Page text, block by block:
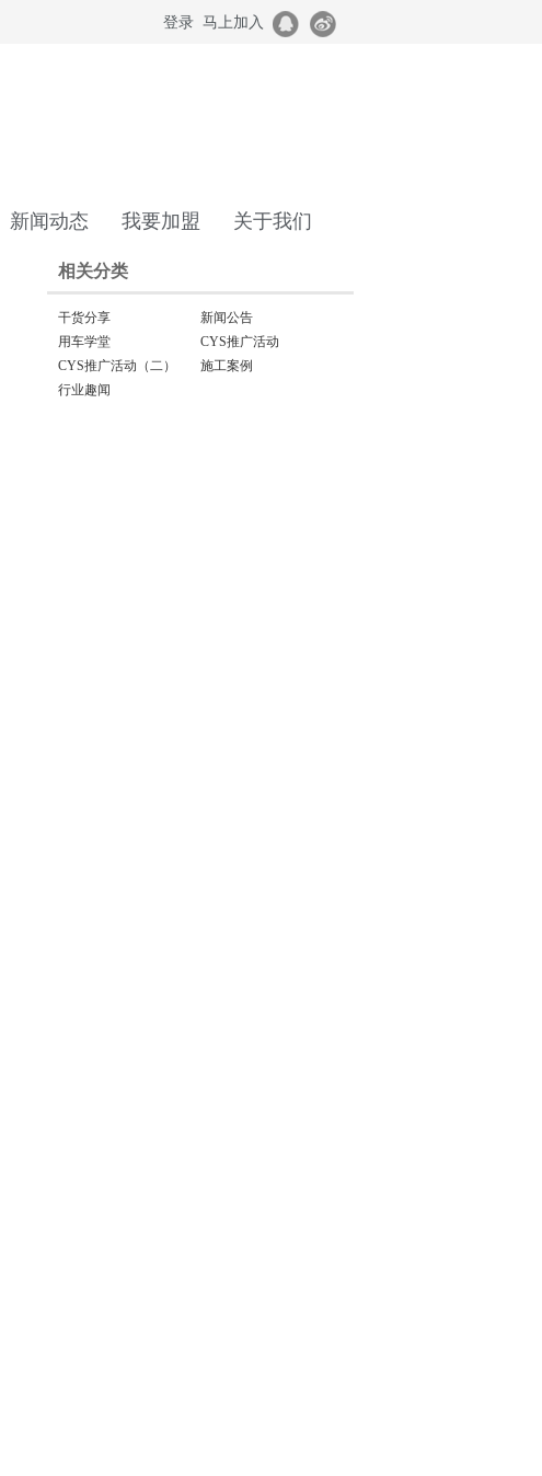
登录 马上加入
新闻动态 我要加盟 关于我们
相关分类
干货分享
新闻公告
用车学堂
CYS推广活动
CYS推广活动（二）
施工案例
行业趣闻